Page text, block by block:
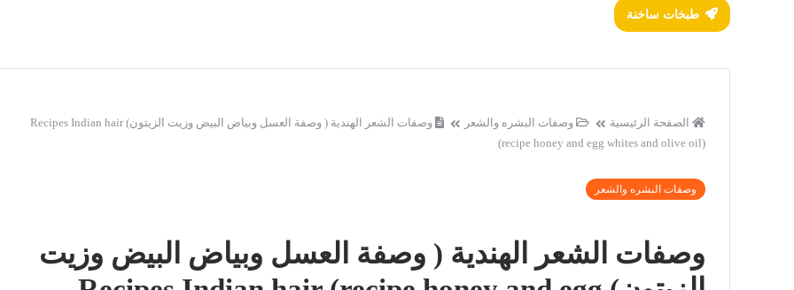
طبخات ساخنة
الصفحة الرئيسية وصفات البشره والشعر
وصفات الشعر الهندية ( وصفة العسل وبياض البيض وزيت الزيتون) Recipes Indian hair
(recipe honey and egg whites and olive oil)
وصفات البشره والشعر
وصفات الشعر الهندية ( وصفة العسل وبياض البيض وزيت